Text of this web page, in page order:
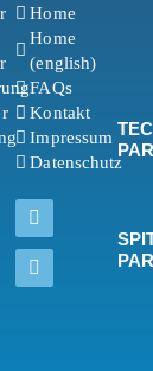
Home
Home
(english)
FAQs
Kontakt
Impressum
Datenschutz